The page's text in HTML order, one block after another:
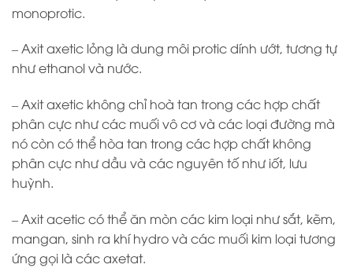
monoprotic.
– Axit axetic lỏng là dung môi protic dính ướt, tương tự
như ethanol và nước.
– Axit axetic không chỉ hoà tan trong các hợp chất
phân cực như các muối vô cơ và các loại đường mà
nó còn có thể hòa tan trong các hợp chất không
phân cực như dầu và các nguyên tố như iốt, lưu
huỳnh.
– Axit acetic có thể ăn mòn các kim loại như sắt, kẽm,
mangan, sinh ra khí hydro và các muối kim loại tương
ứng gọi là các axetat.